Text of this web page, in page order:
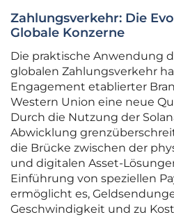
Zahlungsverkehr: Die
Globale Konzerne
Die praktische Anwendung
globalen Zahlungsverkehr
Engagement etablierter
Western Union eine neue
Durch die Nutzung der
Abwicklung
die Brücke zwischen der
und digitalen Asset-
Einführung von speziellen
ermöglicht es,
Geschwindigkeit und zu